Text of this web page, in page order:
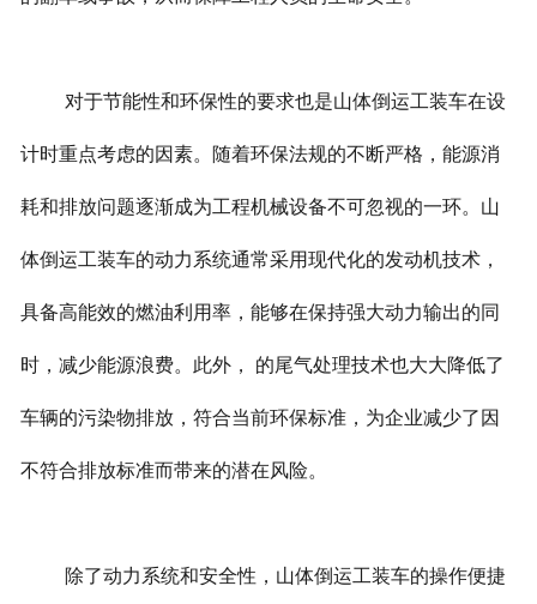
对于节能性和环保性的要求也是山体倒运工装车在设
计时重点考虑的因素。随着环保法规的不断严格，能源消
耗和排放问题逐渐成为工程机械设备不可忽视的一环。山
体倒运工装车的动力系统通常采用现代化的发动机技术，
具备高能效的燃油利用率，能够在保持强大动力输出的同
时，减少能源浪费。此外， 的尾气处理技术也大大降低了
车辆的污染物排放，符合当前环保标准，为企业减少了因
不符合排放标准而带来的潜在风险。
除了动力系统和安全性，山体倒运工装车的操作便捷